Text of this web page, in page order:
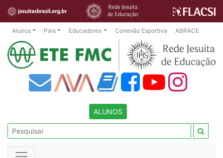
Alunos Pais Educadores Conexão Esportiva ABRACE
ALUNOS